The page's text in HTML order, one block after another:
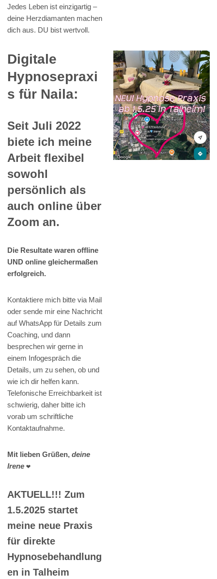
Jedes Leben ist einzigartig –
deine Herzdiamanten machen
dich aus. DU bist wertvoll.
Digitale
Hypnosepraxi
s für Naila:
Seit Juli 2022
biete ich meine
Arbeit flexibel
sowohl
persönlich als
auch online über
Zoom an.
Die Resultate waren offline
UND online gleichermaßen
erfolgreich.
Kontaktiere mich bitte via Mail
oder sende mir eine Nachricht
auf WhatsApp für Details zum
Coaching, und dann
besprechen wir gerne in
einem Infogespräch die
Details, um zu sehen, ob und
wie ich dir helfen kann.
Telefonische Erreichbarkeit ist
schwierig, daher bitte ich
vorab um schriftliche
Kontaktaufnahme.
Mit lieben Grüßen, deine
Irene ❤️
AKTUELL!!! Zum
1.5.2025 startet
meine neue Praxis
für direkte
Hypnosebehandlung
en in Talheim